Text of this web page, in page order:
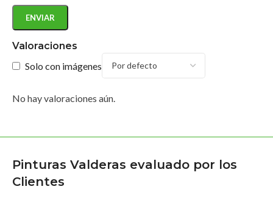
Valoraciones
Solo con imágenes
No hay valoraciones aún.
Pinturas Valderas evaluado por los
Clientes